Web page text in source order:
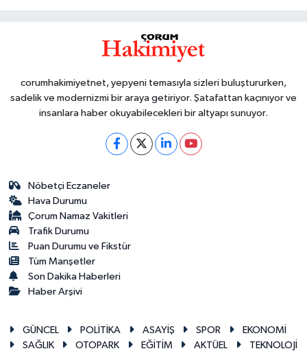
corumhakimiyetnet, yepyeni temasıyla sizleri buluştururken,
sadelik ve modernizmi bir araya getiriyor. Şatafattan kaçınıyor ve
insanlara haber okuyabilecekleri bir altyapı sunuyor.
Nöbetçi Eczaneler
Hava Durumu
Çorum Namaz Vakitleri
Trafik Durumu
Puan Durumu ve Fikstür
Tüm Manşetler
Son Dakika Haberleri
Haber Arşivi
GÜNCEL POLİTİKA ASAYİŞ SPOR
EKONOMİ
SAĞLIK
OTOPARK EĞİTİM AKTÜEL TEKNOLOJİ